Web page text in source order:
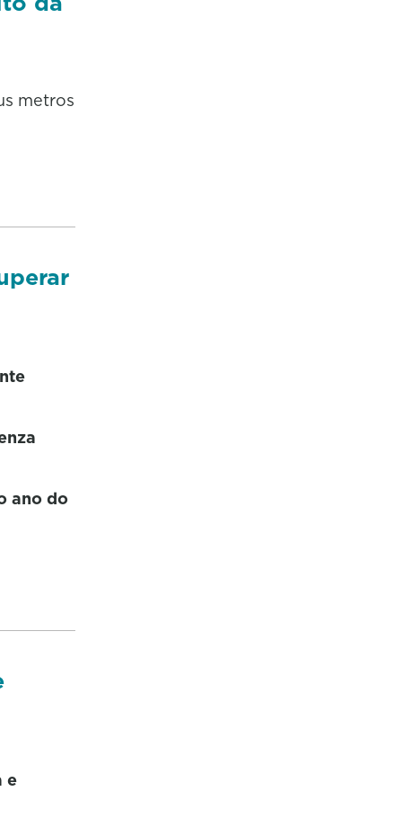
metros
ano do
e